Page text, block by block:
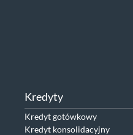
Kredyty
Kredyt gotówkowy
Kredyt konsolidacyjny